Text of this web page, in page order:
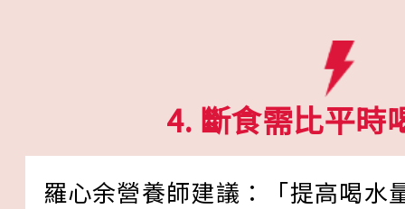
4. 斷食需比平時
羅心余營養師建議：「提高喝水